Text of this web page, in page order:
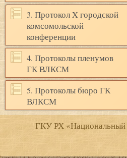
3. Протокол X городской
комсомольской
конференции
4. Протоколы пленумов
ГК ВЛКСМ
5. Протоколы бюро ГК
ВЛКСМ
ГКУ РХ «Национальный